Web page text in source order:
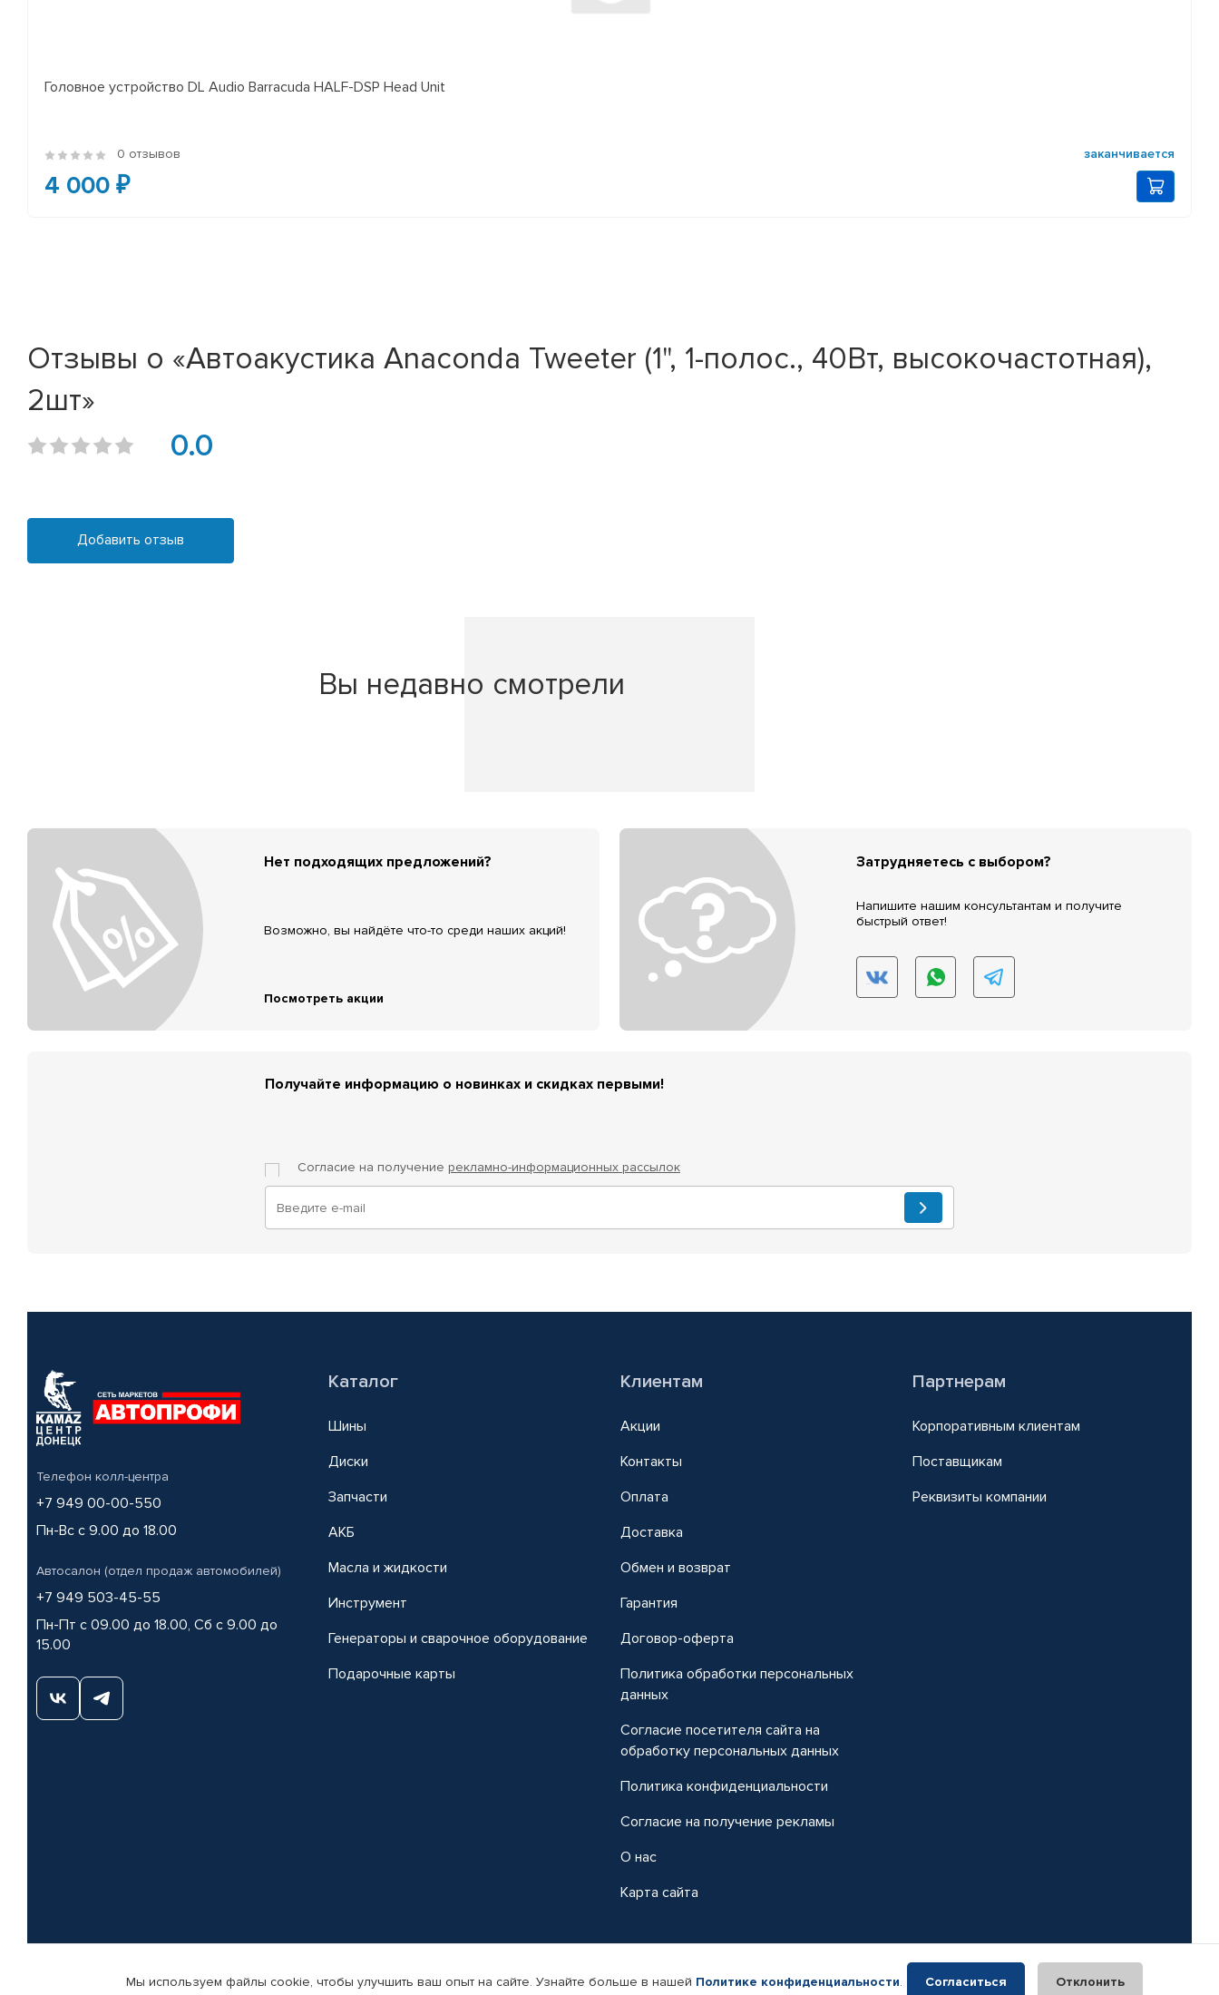
Головное устройство DL Audio Barracuda HALF-DSP Head Unit
0 отзывов заканчивается
4 000 ₽
Отзывы о «Автоакустика Anaconda Tweeter (1", 1-полос., 40Вт, высокочастотная),
2шт»
0.0
Добавить отзыв
Вы недавно смотрели
Нет подходящих предложений?
Возможно, вы найдёте что-то среди наших акций!
Посмотреть акции
Затрудняетесь с выбором?
Напишите нашим консультантам и получите
быстрый ответ!
Получайте информацию о новинках и скидках первыми!
Согласие на получение рекламно-информационных рассылок
Телефон колл-центра
+7 949 00-00-550
Пн-Вс с 9.00 до 18.00
Автосалон (отдел продаж автомобилей)
+7 949 503-45-55
Пн-Пт с 09.00 до 18.00, Сб с 9.00 до
15.00
Каталог
Шины
Диски
Запчасти
АКБ
Масла и жидкости
Инструмент
Генераторы и сварочное оборудование
Подарочные карты
Клиентам
Акции
Контакты
Оплата
Доставка
Обмен и возврат
Гарантия
Договор-оферта
Политика обработки персональных
данных
Согласие посетителя сайта на
обработку персональных данных
Политика конфиденциальности
Согласие на получение рекламы
О нас
Карта сайта
Партнерам
Корпоративным клиентам
Поставщикам
Реквизиты компании
© КАМАЗ ЦЕНТР ДОНЕЦК, 2015-2026. Все права защищены. Интернет-магазин автомобильных товаров Автопрофи.
Мы используем файлы cookie, чтобы улучшить ваш опыт на сайте. Узнайте больше в нашей Политике конфиденциальности. Согласиться Отклонить